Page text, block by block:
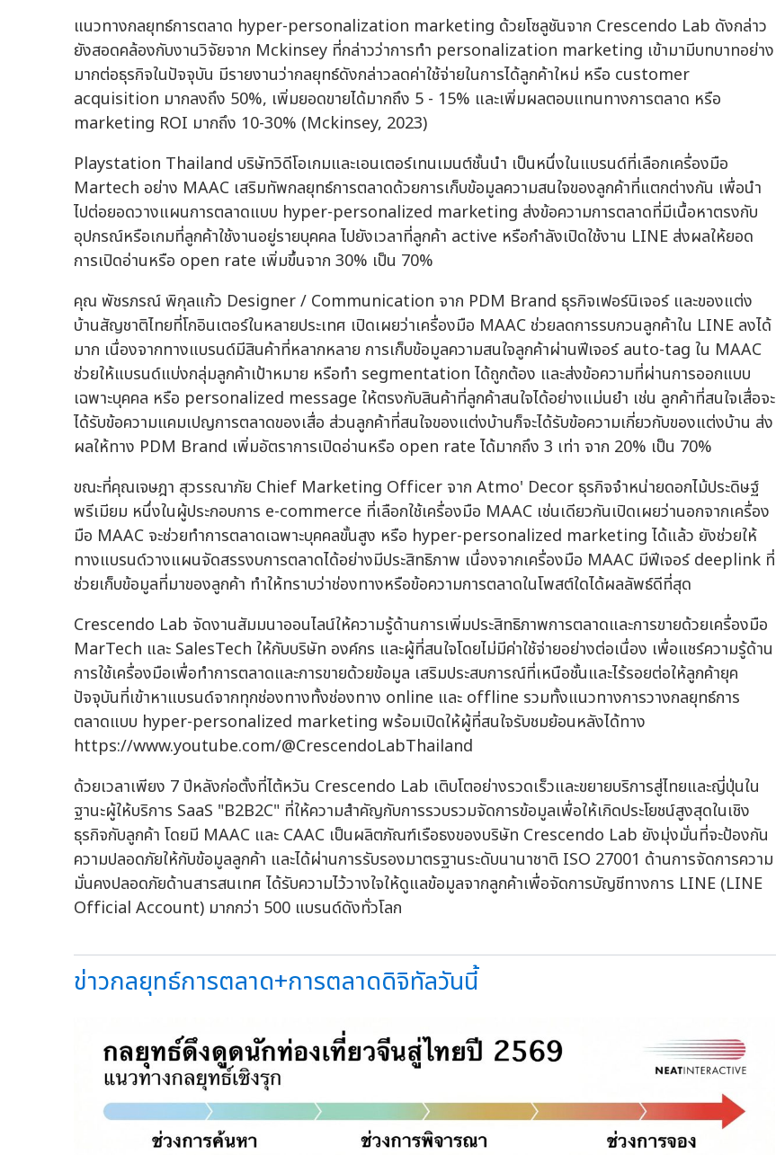
แนวทางกลยุทธ์การตลาด hyper-personalization marketing ด้วยโซลูชันจาก Crescendo Lab ดังกล่าว
ยังสอดคล้องกับงานวิจัยจาก Mckinsey ที่กล่าวว่าการทำ personalization marketing เข้ามามีบทบาทอย่าง
มากต่อธุรกิจในปัจจุบัน มีรายงานว่ากลยุทธ์ดังกล่าวลดค่าใช้จ่ายในการได้ลูกค้าใหม่ หรือ customer
acquisition มากลงถึง 50%, เพิ่มยอดขายได้มากถึง 5 - 15% และเพิ่มผลตอบแทนทางการตลาด หรือ
marketing ROI มากถึง 10-30% (Mckinsey, 2023)
Playstation Thailand บริษัทวิดีโอเกมและเอนเตอร์เทนเมนต์ชั้นนำ เป็นหนึ่งในแบรนด์ที่เลือกเครื่องมือ
Martech อย่าง MAAC เสริมทัพกลยุทธ์การตลาดด้วยการเก็บข้อมูลความสนใจของลูกค้าที่แตกต่างกัน เพื่อนำ
ไปต่อยอดวางแผนการตลาดแบบ hyper-personalized marketing ส่งข้อความการตลาดที่มีเนื้อหาตรงกับ
อุปกรณ์หรือเกมที่ลูกค้าใช้งานอยู่รายบุคคล ไปยังเวลาที่ลูกค้า active หรือกำลังเปิดใช้งาน LINE ส่งผลให้ยอด
การเปิดอ่านหรือ open rate เพิ่มขึ้นจาก 30% เป็น 70%
คุณ พัชรภรณ์ พิกุลแก้ว Designer / Communication จาก PDM Brand ธุรกิจเฟอร์นิเจอร์ และของแต่ง
บ้านสัญชาติไทยที่โกอินเตอร์ในหลายประเทศ เปิดเผยว่าเครื่องมือ MAAC ช่วยลดการรบกวนลูกค้าใน LINE ลงได้
มาก เนื่องจากทางแบรนด์มีสินค้าที่หลากหลาย การเก็บข้อมูลความสนใจลูกค้าผ่านฟีเจอร์ auto-tag ใน MAAC
ช่วยให้แบรนด์แบ่งกลุ่มลูกค้าเป้าหมาย หรือทำ segmentation ได้ถูกต้อง และส่งข้อความที่ผ่านการออกแบบ
เฉพาะบุคคล หรือ personalized message ให้ตรงกับสินค้าที่ลูกค้าสนใจได้อย่างแม่นยำ เช่น ลูกค้าที่สนใจเสื่อจะ
ได้รับข้อความแคมเปญการตลาดของเสื่อ ส่วนลูกค้าที่สนใจของแต่งบ้านก็จะได้รับข้อความเกี่ยวกับของแต่งบ้าน ส่ง
ผลให้ทาง PDM Brand เพิ่มอัตราการเปิดอ่านหรือ open rate ได้มากถึง 3 เท่า จาก 20% เป็น 70%
ขณะที่คุณเจษฎา สุวรรณาภัย Chief Marketing Officer จาก Atmo' Decor ธุรกิจจำหน่ายดอกไม้ประดิษฐ์
พรีเมียม หนึ่งในผู้ประกอบการ e-commerce ที่เลือกใช้เครื่องมือ MAAC เช่นเดียวกันเปิดเผยว่านอกจากเครื่อง
มือ MAAC จะช่วยทำการตลาดเฉพาะบุคคลขั้นสูง หรือ hyper-personalized marketing ได้แล้ว ยังช่วยให้
ทางแบรนด์วางแผนจัดสรรงบการตลาดได้อย่างมีประสิทธิภาพ เนื่องจากเครื่องมือ MAAC มีฟีเจอร์ deeplink ที่
ช่วยเก็บข้อมูลที่มาของลูกค้า ทำให้ทราบว่าช่องทางหรือข้อความการตลาดในโพสต์ใดได้ผลลัพธ์ดีที่สุด
Crescendo Lab จัดงานสัมมนาออนไลน์ให้ความรู้ด้านการเพิ่มประสิทธิภาพการตลาดและการขายด้วยเครื่องมือ
MarTech และ SalesTech ให้กับบริษัท องค์กร และผู้ที่สนใจโดยไม่มีค่าใช้จ่ายอย่างต่อเนื่อง เพื่อแชร์ความรู้ด้าน
การใช้เครื่องมือเพื่อทำการตลาดและการขายด้วยข้อมูล เสริมประสบการณ์ที่เหนือชั้นและไร้รอยต่อให้ลูกค้ายุค
ปัจจุบันที่เข้าหาแบรนด์จากทุกช่องทางทั้งช่องทาง online และ offline รวมทั้งแนวทางการวางกลยุทธ์การ
ตลาดแบบ hyper-personalized marketing พร้อมเปิดให้ผู้ที่สนใจรับชมย้อนหลังได้ทาง
https://www.youtube.com/@CrescendoLabThailand
ด้วยเวลาเพียง 7 ปีหลังก่อตั้งที่ไต้หวัน Crescendo Lab เติบโตอย่างรวดเร็วและขยายบริการสู่ไทยและญี่ปุ่นใน
ฐานะผู้ให้บริการ SaaS "B2B2C" ที่ให้ความสำคัญกับการรวบรวมจัดการข้อมูลเพื่อให้เกิดประโยชน์สูงสุดในเชิง
ธุรกิจกับลูกค้า โดยมี MAAC และ CAAC เป็นผลิตภัณฑ์เรือธงของบริษัท Crescendo Lab ยังมุ่งมั่นที่จะป้องกัน
ความปลอดภัยให้กับข้อมูลลูกค้า และได้ผ่านการรับรองมาตรฐานระดับนานาชาติ ISO 27001 ด้านการจัดการความ
มั่นคงปลอดภัยด้านสารสนเทศ ได้รับความไว้วางใจให้ดูแลข้อมูลจากลูกค้าเพื่อจัดการบัญชีทางการ LINE (LINE
Official Account) มากกว่า 500 แบรนด์ดังทั่วโลก
ข่าวกลยุทธ์การตลาด+การตลาดดิจิทัลวันนี้